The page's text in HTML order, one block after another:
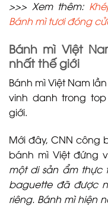
>>> Xem thêm:
Bánh mì tươi đóng
Bánh mì Việt
nhất thế giới
Bánh mì Việt Nam
vinh danh trong
giới.
Mới đây, CNN công
bánh mì Việt đứng
một di sản ẩm thực
baguette đã được
riêng. Bánh mì hiện